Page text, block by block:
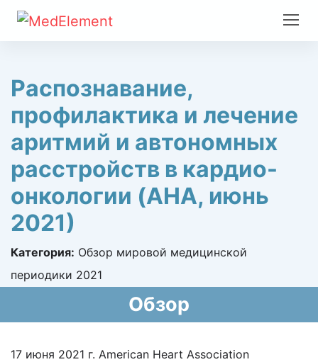
Распознавание,
профилактика и лечение
аритмий и автономных
расстройств в кардио-
онкологии (AHA, июнь
2021)
Категория: Обзор мировой медицинской
периодики 2021
Обзор
17 июня 2021 г. American Heart Association